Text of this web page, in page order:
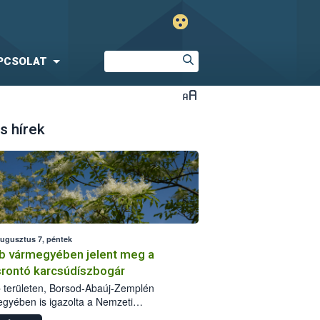
hírek
7, péntek
vármegyében jelent meg a
karcsúdíszbogár
területen, Borsod-Abaúj-Zemplén
is igazolta a Nemzeti
biztonsági Hivatal (Nébih) a